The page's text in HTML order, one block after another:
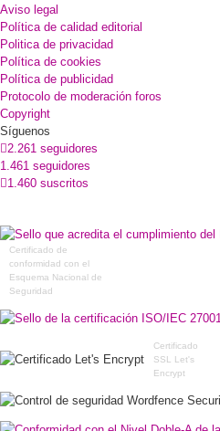
Aviso legal
Política de calidad editorial
Politica de privacidad
Política de cookies
Política de publicidad
Protocolo de moderación foros
Copyright
Síguenos
2.261 seguidores
1.461 seguidores
1.460 suscritos
Certificado de
conformidad con el
Esquema Nacional de
Seguridad
Certificado
SSL Let's
Encrypt